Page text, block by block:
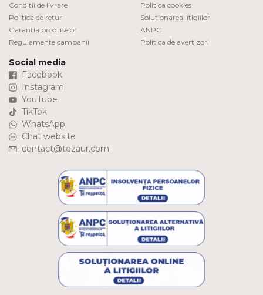
Conditii de livrare
Politica de retur
Garantia produselor
Regulamente campanii
Politica cookies
Solutionarea litigiilor
ANPC
Politica de avertizori
Social media
Facebook
Instagram
YouTube
TikTok
WhatsApp
Chat website
contact@tezaur.com